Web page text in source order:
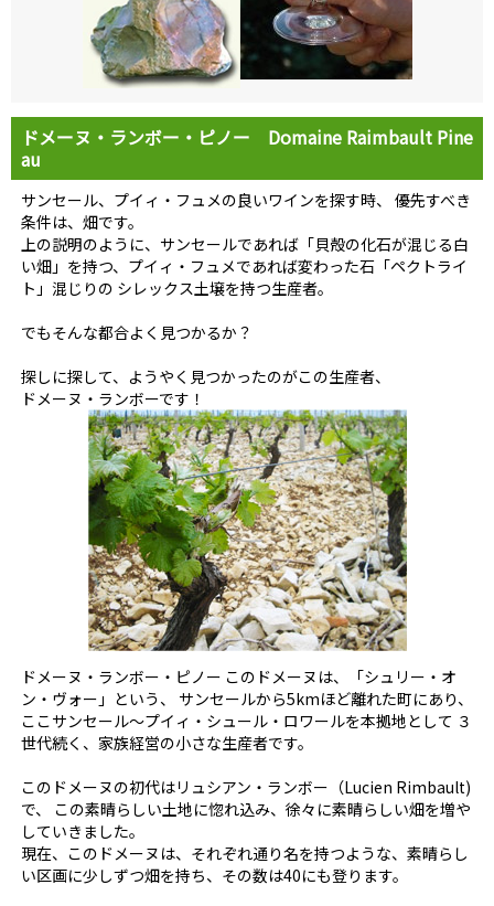
ドメーヌ・ランボー・ピノー Domaine Raimbault Pine
au
サンセール、プイィ・フュメの良いワインを探す時、 優先すべき
条件は、畑です。
上の説明のように、サンセールであれば「貝殻の化石が混じる白
い畑」を持つ、プイィ・フュメであれば変わった石「ペクトライ
ト」混じりの シレックス土壌を持つ生産者。
でもそんな都合よく見つかるか？
探しに探して、ようやく見つかったのがこの生産者、
ドメーヌ・ランボーです！
ドメーヌ・ランボー・ピノー このドメーヌは、「シュリー・オ
ン・ヴォー」という、 サンセールから5kmほど離れた町にあり、
ここサンセール～プイィ・シュール・ロワールを本拠地として ３
世代続く、家族経営の小さな生産者です。
このドメーヌの初代はリュシアン・ランボー（Lucien Rimbault)
で、 この素晴らしい土地に惚れ込み、徐々に素晴らしい畑を増や
していきました。
現在、このドメーヌは、それぞれ通り名を持つような、素晴らし
い区画に少しずつ畑を持ち、その数は40にも登ります。